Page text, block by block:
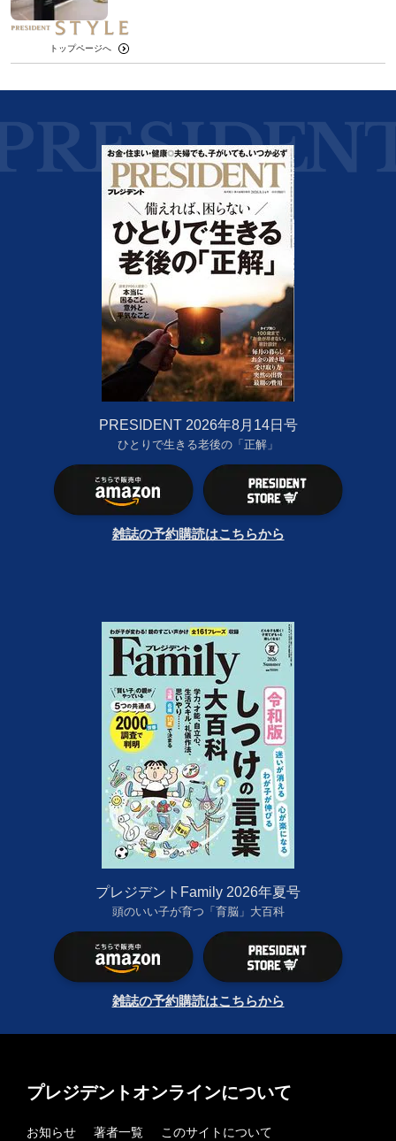
トップページへ
PRESIDENT 2026年8月14日号
ひとりで生きる老後の「正解」
雑誌の予約購読はこちらから
プレジデントFamily 2026年夏号
頭のいい子が育つ「育脳」大百科
雑誌の予約購読はこちらから
プレジデントオンラインについて
お知らせ 著者一覧
このサイトについて